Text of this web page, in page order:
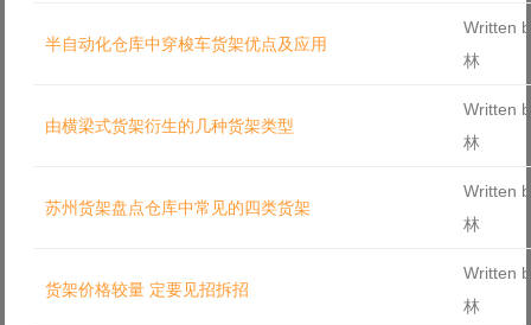
半自动化仓库中穿梭车货架优点及应用
Written
林
由横梁式货架衍生的几种货架类型
Written
林
苏州货架盘点仓库中常见的四类货架
Written
林
货架价格较量 定要见招拆招
Written
林
Forgot your username?